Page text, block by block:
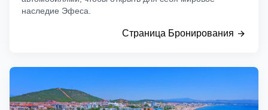
наследие Эфеса.
Страница Бронирования